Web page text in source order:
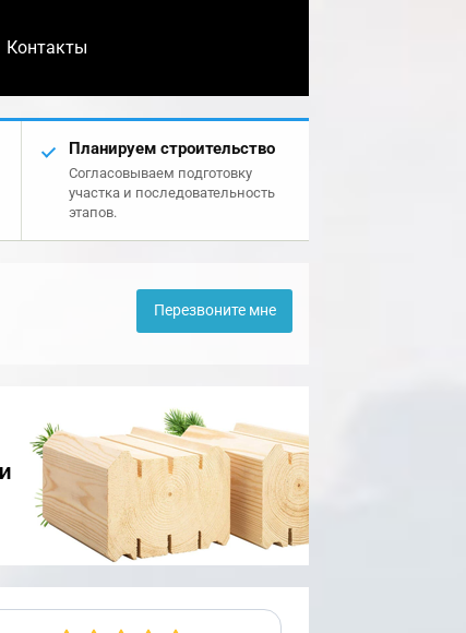
Контакты
Планируем строительство
Согласовываем подготовку
участка и последовательность
этапов.
Перезвоните мне